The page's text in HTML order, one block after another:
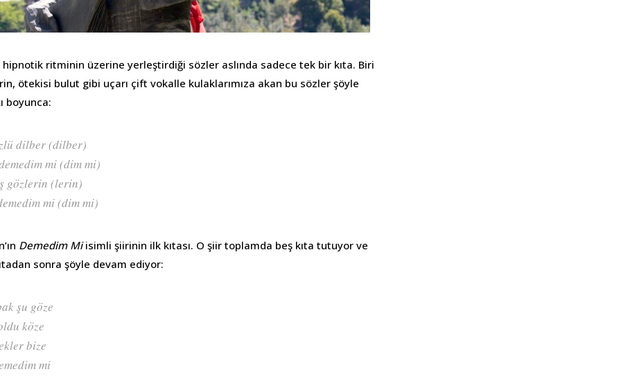
hipnotik ritminin üzerine yerleştirdiği sözler aslında sadece tek bir kıta. Biri
ötekisi bulut gibi uçarı çift vokalle kulaklarımıza akan bu sözler şöyle
boyunca:
dilber (dilber)
mi (dim mi)
gözlerin (lerin)
mi (dim mi)
Demedim Miisimli şiirinin ilk kıtası. O şiir toplamda beş kıta tutuyor ve
sonra şöyle devam ediyor:
şu göze
köze
bize
mi